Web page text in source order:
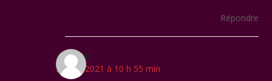
Répondre
Chantal
21 mai 2021 à 10 h 55 min